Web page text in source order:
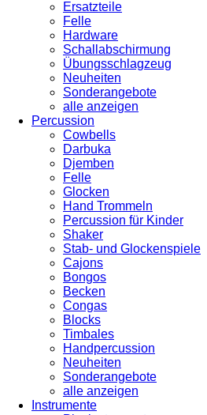
Ersatzteile
Felle
Hardware
Schallabschirmung
Übungsschlagzeug
Neuheiten
Sonderangebote
alle anzeigen
Percussion
Cowbells
Darbuka
Djemben
Felle
Glocken
Hand Trommeln
Percussion für Kinder
Shaker
Stab- und Glockenspiele
Cajons
Bongos
Becken
Congas
Blocks
Timbales
Handpercussion
Neuheiten
Sonderangebote
alle anzeigen
Instrumente